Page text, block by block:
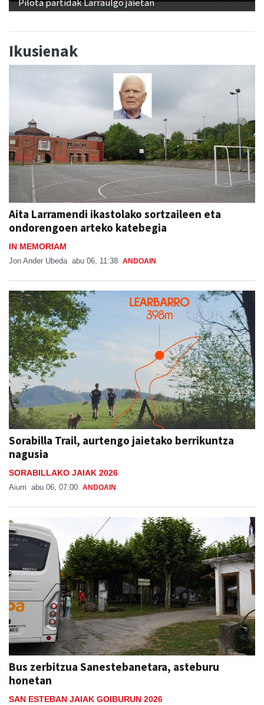
Ikusienak
Aita Larramendi ikastolako sortzaileen eta
ondorengoen arteko katebegia
IN MEMORIAM
Jon Ander Ubeda abu 06, 11:38 ANDOAIN
Sorabilla Trail, aurtengo jaietako berrikuntza
nagusia
SORABILLAKO JAIAK 2026
Aiurri abu 06, 07:00 ANDOAIN
Bus zerbitzua Sanestebanetara, asteburu
honetan
SAN ESTEBAN JAIAK GOIBURUN 2026